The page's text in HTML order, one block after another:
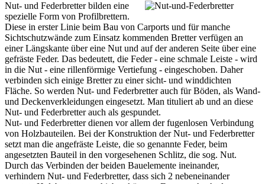
Nut- und Federbretter bilden eine
spezielle Form von Profilbrettern.
Diese in erster Linie beim Bau von Carports und für manche
Sichtschutzwände zum Einsatz kommenden Bretter verfügen an
einer Längskante über eine Nut und auf der anderen Seite über eine
gefräste Feder. Das bedeutett, die Feder - eine schmale Leiste - wird
in die Nut - eine rillenförmige Vertiefung - eingeschoben. Daher
verbinden sich einige Bretter zu einer sicht- und winddichten
Fläche. So werden Nut- und Federbretter auch für Böden, als Wand-
und Deckenverkleidungen eingesetzt. Man tituliert ab und an diese
Nut- und Federbretter auch als gespundet.
Nut- und Federbretter dienen vor allem der fugenlosen Verbindung
von Holzbauteilen. Bei der Konstruktion der Nut- und Federbretter
setzt man die angefräste Leiste, die so genannte Feder, beim
angesetzten Bauteil in den vorgesehenen Schlitz, die sog. Nut.
Durch das Verbinden der beiden Bauelemente ineinander,
verhindern Nut- und Federbretter, dass sich 2 nebeneinander